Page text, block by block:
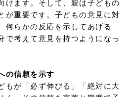
けます。そして、親は子どもの
が重要です。子どもの意見に対
何らかの反応を示してあげる
で考えて意見を持つようになっ
の信頼を示す
もが「必ず伸びる」「絶対に大